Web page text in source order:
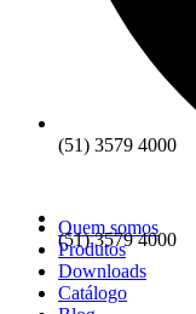
(51) 3579 4000
(51) 3579 4000
Quem somos
Produtos
Downloads
Catálogo